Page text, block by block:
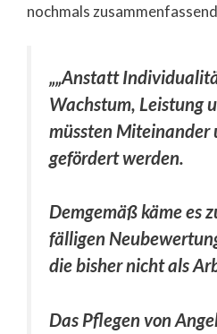
nochmals
„„Anstatt
Wachstum, Leistung
müssten Miteinander
gefördert werden.
Demgemäß käme es
fälligen
die bisher nicht als
Das Pflegen von